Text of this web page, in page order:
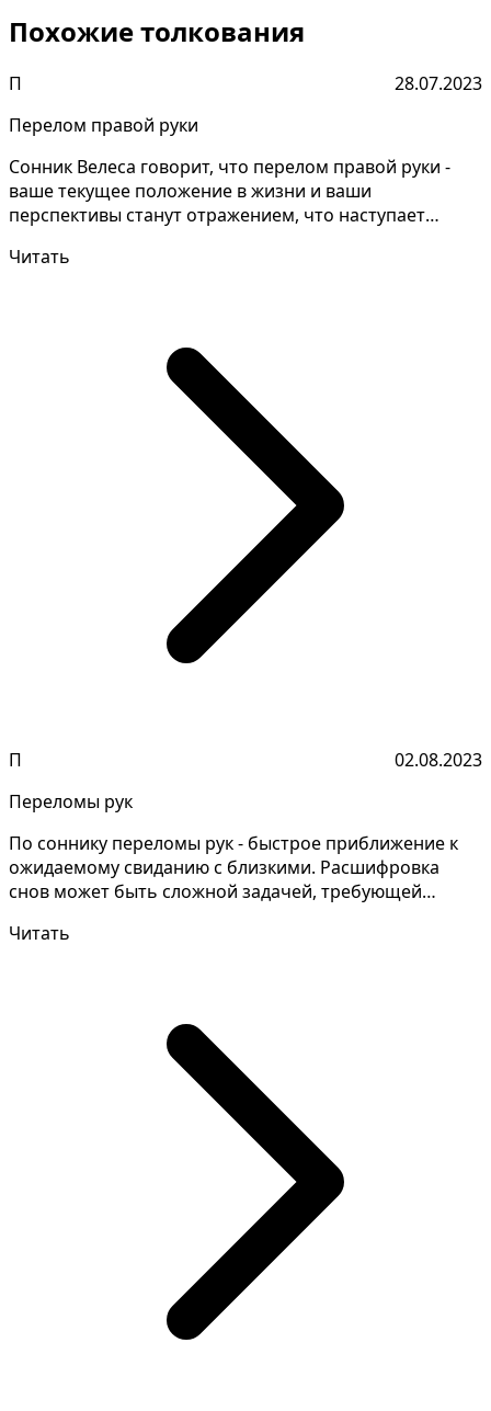
Похожие толкования
П
28.07.2023
Перелом правой руки
Сонник Велеса говорит, что перелом правой руки -
ваше текущее положение в жизни и ваши
перспективы станут отражением, что наступает
Читать
П
02.08.2023
Переломы рук
По соннику переломы рук - быстрое приближение к
ожидаемому свиданию с близкими. Расшифровка
снов может быть сложной задачей, требующей
Читать